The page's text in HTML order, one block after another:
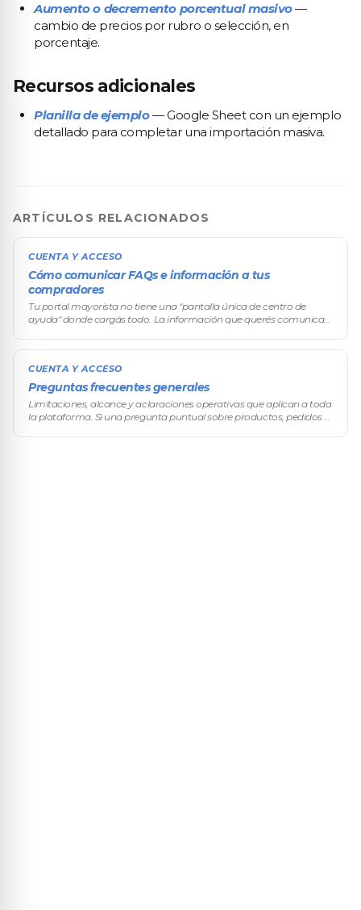
Aumento o decremento porcentual masivo—
cambio de precios por rubro o selección, en
porcentaje.
Recursos adicionales
Planilla de ejemplo— Google Sheet con un ejemplo
detallado para completar una importación masiva.
ARTÍCULOS RELACIONADOS
CUENTA Y ACCESO
Cómo comunicar FAQs e información a tus
compradores
Tu portal mayorista no tiene una "pantalla única de centro de
ayuda" donde cargás todo. La información que querés comunicar
CUENTA Y ACCESO
Preguntas frecuentes generales
Limitaciones, alcance y aclaraciones operativas que aplican a toda
la plataforma. Si una pregunta puntual sobre productos, pedidos o